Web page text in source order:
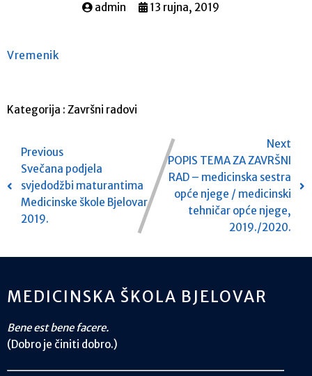
admin 13 rujna, 2019
Vremenik
Kategorija : Završni radovi
Previous
Svečana podjela
svjedodžbi maturantima
Medicinske škole Bjelovar
2019.
Next
POPIS TEMA ZA ZAVRŠNI
RAD – medicinska sestra
opće njege / medicinski
tehničar opće njege,
2019./2020.
MEDICINSKA ŠKOLA BJELOVAR
Bene est bene facere.
(Dobro je činiti dobro.)